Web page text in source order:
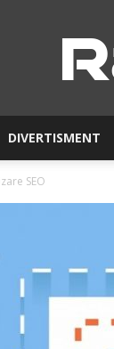
DIVERTISMENT
SEO